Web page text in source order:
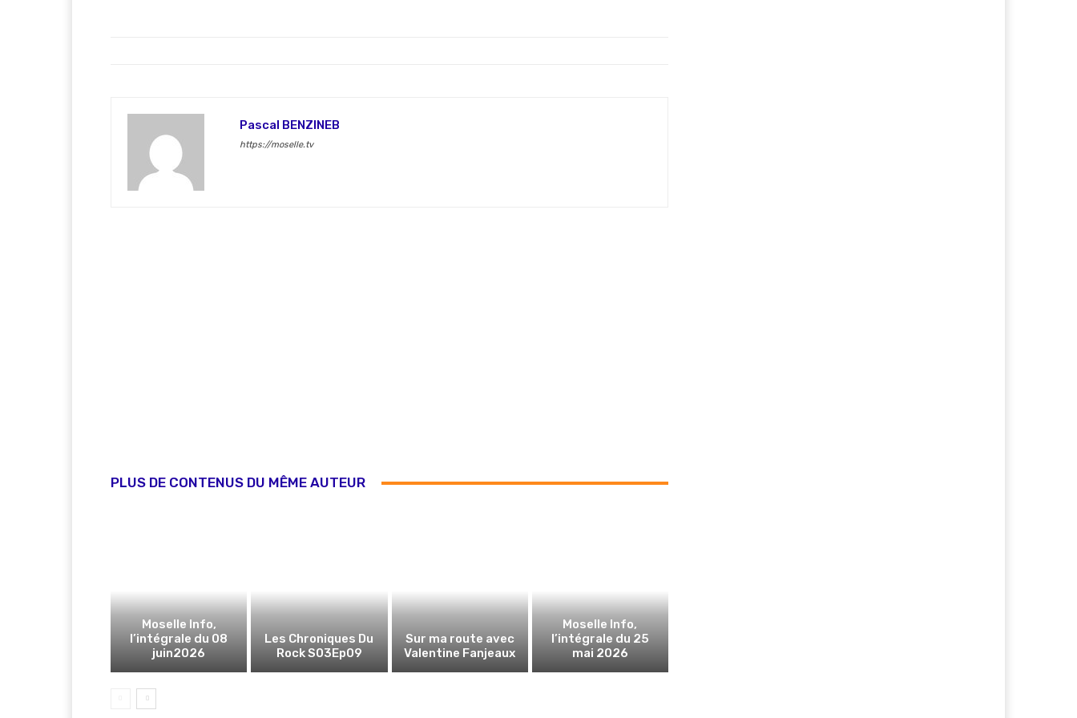
Pascal BENZINEB
https://moselle.tv
PLUS DE CONTENUS DU MÊME AUTEUR
Moselle Info,
l’intégrale du 08
juin2026
Les Chroniques Du
Rock S03Ep09
Sur ma route avec
Valentine Fanjeaux
Moselle Info,
l’intégrale du 25
mai 2026